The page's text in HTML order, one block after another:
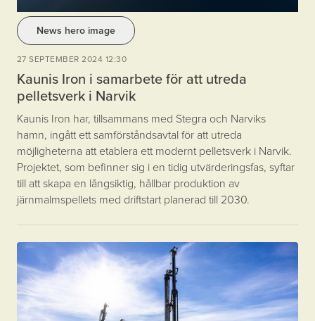
News hero image
27 SEPTEMBER 2024 12:30
Kaunis Iron i samarbete för att utreda
pelletsverk i Narvik
Kaunis Iron har, tillsammans med Stegra och Narviks
hamn, ingått ett samförståndsavtal för att utreda
möjligheterna att etablera ett modernt pelletsverk i Narvik.
Projektet, som befinner sig i en tidig utvärderingsfas, syftar
till att skapa en långsiktig, hållbar produktion av
järnmalmspellets med driftstart planerad till 2030.